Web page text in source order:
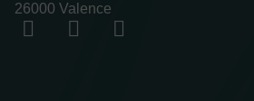
26000 Valence